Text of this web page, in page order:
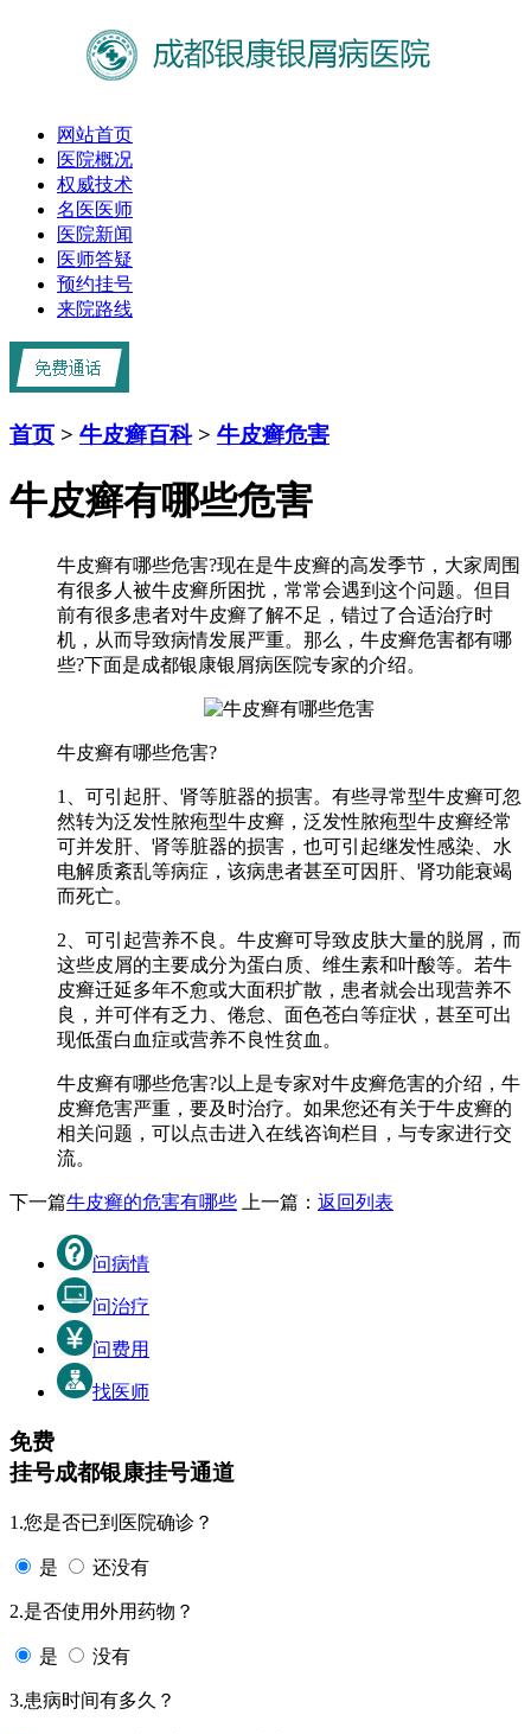
网站首页
医院概况
权威技术
名医医师
医院新闻
医师答疑
预约挂号
来院路线
首页 > 牛皮癣百科> 牛皮癣危害
牛皮癣有哪些危害
牛皮癣有哪些危害?现在是牛皮癣的高发季节，大家周围
有很多人被牛皮癣所困扰，常常会遇到这个问题。但目
前有很多患者对牛皮癣了解不足，错过了合适治疗时
机，从而导致病情发展严重。那么，牛皮癣危害都有哪
些?下面是成都银康银屑病医院专家的介绍。
牛皮癣有哪些危害?
1、可引起肝、肾等脏器的损害。有些寻常型牛皮癣可忽
然转为泛发性脓疱型牛皮癣，泛发性脓疱型牛皮癣经常
可并发肝、肾等脏器的损害，也可引起继发性感染、水
电解质紊乱等病症，该病患者甚至可因肝、肾功能衰竭
而死亡。
2、可引起营养不良。牛皮癣可导致皮肤大量的脱屑，而
这些皮屑的主要成分为蛋白质、维生素和叶酸等。若牛
皮癣迁延多年不愈或大面积扩散，患者就会出现营养不
良，并可伴有乏力、倦怠、面色苍白等症状，甚至可出
现低蛋白血症或营养不良性贫血。
牛皮癣有哪些危害?以上是专家对牛皮癣危害的介绍，牛
皮癣危害严重，要及时治疗。如果您还有关于牛皮癣的
相关问题，可以点击进入在线咨询栏目，与专家进行交
流。
下一篇牛皮癣的危害有哪些 上一篇： 返回列表
问病情
问治疗
问费用
找医师
免费
挂号成都银康挂号通道
1.您是否已到医院确诊？
是 还没有
2.是否使用外用药物？
是 没有
3.患病时间有多久？